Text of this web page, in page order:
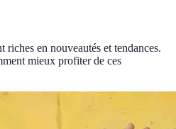
riches en nouveautés et tendances.
mieux profiter de ces